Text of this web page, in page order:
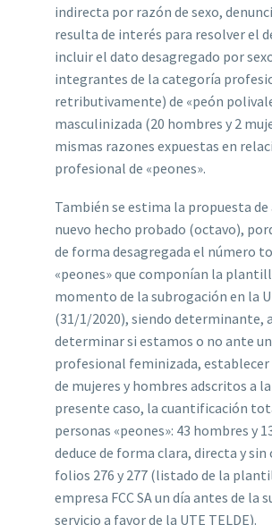
indirecta por razón de sexo,
resulta de interés para resolver el
incluir el dato desagregado por
integrantes de la categoría
retributivamente) de «peón
masculinizada (20 hombres y 2
mismas razones expuestas en
profesional de «peones».
También se estima la propuesta de
nuevo hecho probado (octavo),
de forma desagregada el número
«peones» que componían la
momento de la subrogación en la
(31/1/2020), siendo determinante,
determinar si estamos o no ante
profesional feminizada,
de mujeres y hombres adscritos a
presente caso, la cuantif‌icación
personas «peones»: 43 hombres y
deduce de forma clara, directa y
folios 276 y 277 (listado de la
empresa FCC SA un día antes de la
servicio a favor de la UTE TELDE).